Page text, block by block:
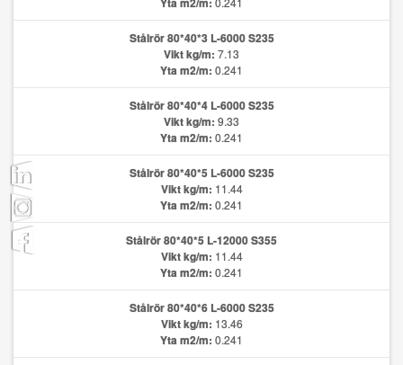
Stålrör 80*40*3 L-6000 S235
Vikt kg/m: 7.13
Yta m2/m: 0.241
Stålrör 80*40*4 L-6000 S235
Vikt kg/m: 9.33
Yta m2/m: 0.241
Stålrör 80*40*5 L-6000 S235
Vikt kg/m: 11.44
Yta m2/m: 0.241
Stålrör 80*40*5 L-12000 S355
Vikt kg/m: 11.44
Yta m2/m: 0.241
Stålrör 80*40*6 L-6000 S235
Vikt kg/m: 13.46
Yta m2/m: 0.241